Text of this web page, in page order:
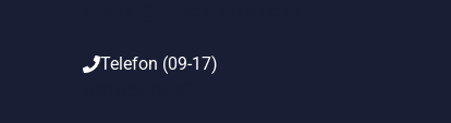
Telefon (09-17)